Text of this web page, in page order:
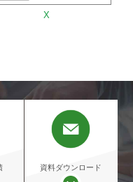
X
資料ダウンロード